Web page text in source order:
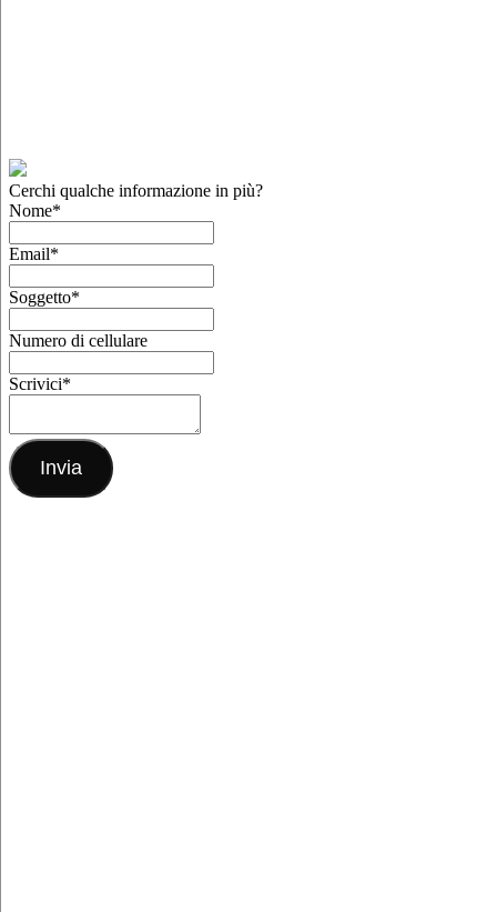
Cerchi qualche informazione in più?
Nome*
Email*
Soggetto*
Numero di cellulare
Scrivici*
Invia